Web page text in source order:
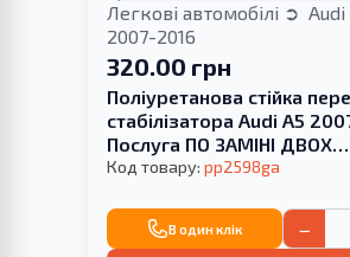
Легкові автомобілі Audi
2007-2016
320.00 грн
Поліуретанова стійка
стабілізатора Audi A5
Послуга ПО ЗАМІНІ ДВОХ
САЙЛЕНТБЛОКІВ
Код товару: pp2598ga
В один клік −